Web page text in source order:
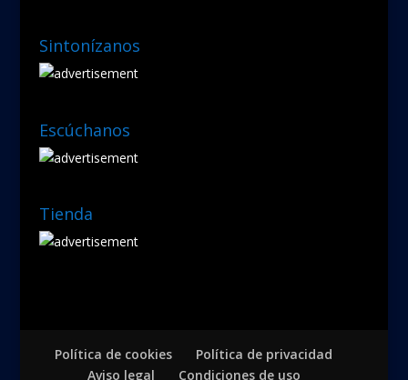
Sintonízanos
Escúchanos
Tienda
Política de cookies
Política de privacidad
Aviso legal
Condiciones de uso